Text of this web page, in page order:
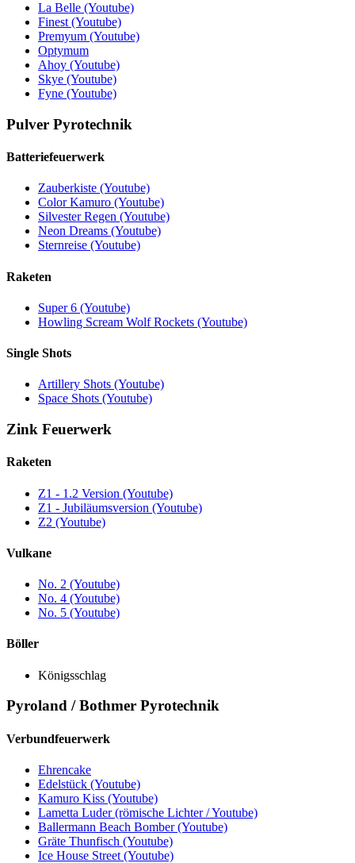
La Belle (Youtube)
Finest (Youtube)
Premyum (Youtube)
Optymum
Ahoy (Youtube)
Skye (Youtube)
Fyne (Youtube)
Pulver Pyrotechnik
Batteriefeuerwerk
Zauberkiste (Youtube)
Color Kamuro (Youtube)
Silvester Regen (Youtube)
Neon Dreams (Youtube)
Sternreise (Youtube)
Raketen
Super 6 (Youtube)
Howling Scream Wolf Rockets (Youtube)
Single Shots
Artillery Shots (Youtube)
Space Shots (Youtube)
Zink Feuerwerk
Raketen
Z1 - 1.2 Version (Youtube)
Z1 - Jubiläumsversion (Youtube)
Z2 (Youtube)
Vulkane
No. 2 (Youtube)
No. 4 (Youtube)
No. 5 (Youtube)
Böller
Königsschlag
Pyroland / Bothmer Pyrotechnik
Verbund­feuerwerk
Ehrencake
Edelstück (Youtube)
Kamuro Kiss (Youtube)
Lametta Luder (römische Lichter / Youtube)
Ballermann Beach Bomber (Youtube)
Gräte Thunfisch (Youtube)
Ice House Street (Youtube)